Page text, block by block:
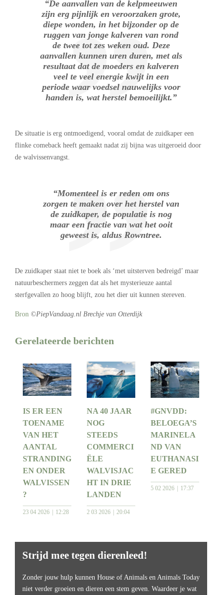
“De aanvallen van de kelpmeeuwen
zijn erg pijnlijk en veroorzaken grote,
diepe wonden, in het bijzonder op de
ruggen van jonge kalveren van rond
de twee tot zes weken oud. Deze
aanvallen kunnen uren duren, met als
resultaat dat de moeders en kalveren
veel te veel energie kwijt in een
periode waar voedsel nauwelijks voor
handen is, wat herstel bemoeilijkt.”
De situatie is erg ontmoedigend, vooral omdat de zuidkaper een
flinke comeback heeft gemaakt nadat zij bijna was uitgeroeid door
de walvissenvangst.
“Momenteel is er reden om ons
zorgen te maken over het herstel van
de zuidkaper, de populatie is nog
maar een fractie van wat het ooit
geweest is, aldus Rowntree.
De zuidkaper staat niet te boek als ‘met uitsterven bedreigd’ maar
natuurbeschermers zeggen dat als het mysterieuze aantal
sterfgevallen zo hoog blijft, zou het dier uit kunnen stereven.
Bron ©PiepVandaag.nl Brechje van Otterdijk
Gerelateerde berichten
IS ER EEN
TOENAME
VAN HET
AANTAL
STRANDING
EN ONDER
WALVISSEN
?
23 04 2026 12:28
NA 40 JAAR
NOG
STEEDS
COMMERCI
ËLE
WALVISJAC
HT IN DRIE
LANDEN
2 03 2026 20:04
#GNVDD:
BELOEGA’S
MARINELA
ND VAN
EUTHANASI
E GERED
5 02 2026 17:37
Strijd mee tegen dierenleed!
Zonder jouw hulp kunnen House of Animals en Animals Today
niet verder groeien en dieren een stem geven. Waardeer je wat